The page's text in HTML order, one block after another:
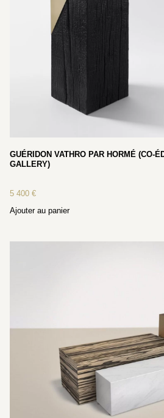
GUÉRIDON VATHRO PAR HORMÉ (CO-
GALLERY)
5 400 €
Ajouter au panier